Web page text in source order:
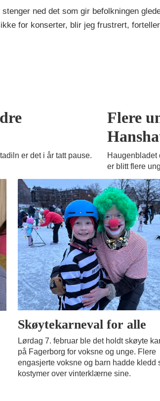
ned det som gir befolkningen
for konserter, blir jeg frustrert,
er det i år tatt pause.
Flere
Haugenbladet
er blitt flere
Skøytekarneval for alle
Lørdag 7. februar ble det holdt skøyte
på Fagerborg for voksne og unge. Flere
engasjerte voksne og barn hadde kledd
kostymer over vinterklærne sine.